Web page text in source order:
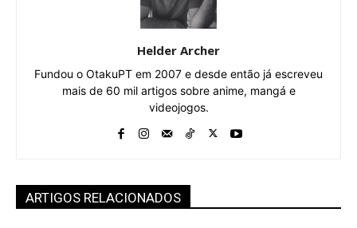
Helder Archer
Fundou o OtakuPT em 2007 e desde então já escreveu
mais de 60 mil artigos sobre anime, mangá e
videojogos.
ARTIGOS RELACIONADOS